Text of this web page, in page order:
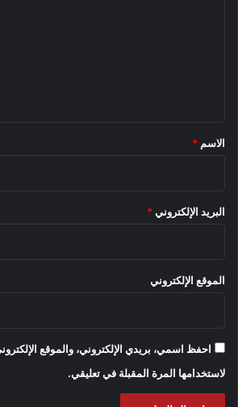
*
الاسم *
البريد الإلكتروني *
الموقع الإلكتروني
احفظ اسمي، بريدي الإلكتروني، والموقع
لاستخدامها المرة المقبلة في تعليقي.